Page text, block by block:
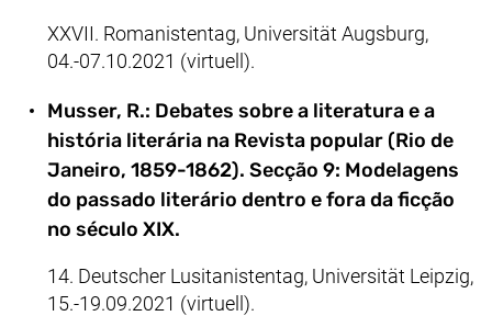
XXVII. Romanistentag, Universität Augsburg,
04.-07.10.2021 (virtuell).
Musser, R.: Debates sobre a literatura e a
história literária na Revista popular (Rio de
Janeiro, 1859-1862). Secção 9: Modelagens
do passado literário dentro e fora da ficção
no século XIX.
14. Deutscher Lusitanistentag, Universität Leipzig,
15.-19.09.2021 (virtuell).